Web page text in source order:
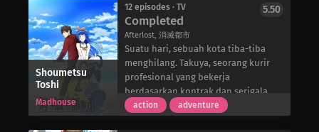
san, seorang gadis rubah berusia
delapan ratus tahun, menjadi
sukarelawan untuk merawatnya, dan
akan melakukan apa pun yang ia bisa
untuk meringankan ketegangan
dalam jiwanya yang lelah.
compang-camping yang dulunya
adalah rumahnya, Eren Yeager dan
Korps menemukan kota yang
anehnya tidak dihuni oleh para
Titan. Bahkan setelah gerbang luar
dipasang, anehnya mereka tidak
menemukan perlawanan. Misi
berjalan dengan lancar hingga Armin
Shoumetsu
Toshi
Madhouse
12 episodes · TV
Completed
Afterlost, 消滅都市
5.50
Suatu hari, sebuah kota tiba-tiba
menghilang. Takuya, seorang kurir
profesional yang bekerja
berdasarkan kontrak dan serigala
tunggal, bertemu dengan Yuki, satu-
action adventure